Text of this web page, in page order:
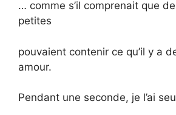
… comme s’il comprenait que
petites
pouvaient contenir ce qu’il y a
amour.
Pendant une seconde, je l’ai